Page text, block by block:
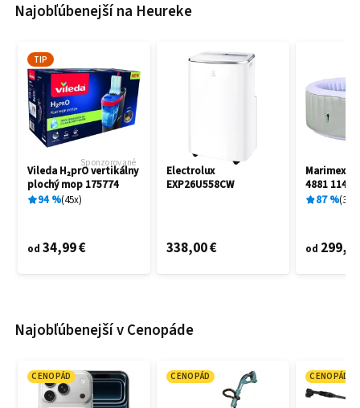
Najobľúbenejší na Heureke
TIP
Sponzorované
Vileda H₂prO vertikálny
plochý mop 175774
94% 45x
od 34,99 €
Electrolux
EXP26U558CW
338,00 €
Marimex
4881
87% 3
od
Najobľúbenejší v Cenopáde
CENOPÁD CENOPÁD CENOPÁD